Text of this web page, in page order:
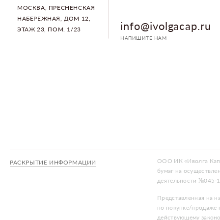
МОСКВА, ПРЕСНЕНСКАЯ
НАБЕРЕЖНАЯ, ДОМ 12,
ЭТАЖ 23, ПОМ. 1/23
info@ivolgacap.ru
НАПИШИТЕ НАМ
РАСКРЫТИЕ ИНФОРМАЦИИ
ООО ИК «Иволга
бумаг на
деятельности №045-
Представленная на
по покупке/продаже
действующему